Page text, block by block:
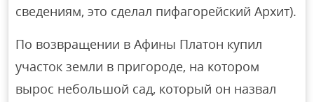
сведениям, это сделал пифагорейский Архит).
По возвращении в Афины Платон купил
участок земли в пригороде, на котором
вырос небольшой сад, который он назвал